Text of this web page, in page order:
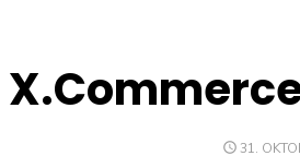
POSTED
31.